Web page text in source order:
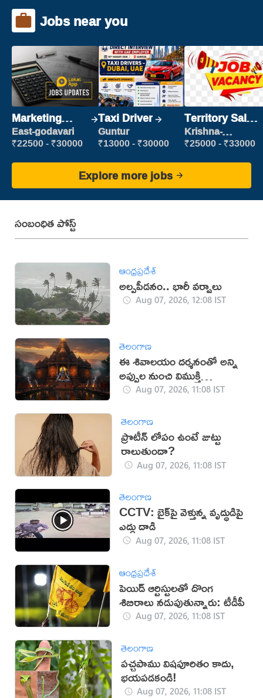
Jobs near you
Marketing
Executive
East-godavari
₹22500 - ₹30000
Taxi Driver
Guntur
₹13000 - ₹30000
Territory Sales
Manager
Krishna-
vijayawada
₹25000 - ₹33000
Explore more jobs
సంబంధిత పోస్ట్
ఆంధ్రప్రదేశ్
అల్పపీడనం.. భారీ వర్షాలు
Aug 07, 2026, 12:08 IST
తెలంగాణ
ఈ శివాలయం దర్శనంతో అన్ని
అప్పుల నుంచి విముక్తి
లభిస్తుందట!
Aug 07, 2026, 11:08 IST
తెలంగాణ
ప్రొటీన్ లోపం ఉంటే జుట్టు
రాలుతుందా?
Aug 07, 2026, 11:08 IST
తెలంగాణ
CCTV: బైక్‌పై వెళ్తున్న వృద్ధుడిపై
ఎద్దు దాడి
Aug 07, 2026, 11:08 IST
ఆంధ్రప్రదేశ్
పెయిడ్ ఆర్టిస్టులతో దొంగ
శిబిరాలు నడుపుతున్నారు: టీడీపీ
Aug 07, 2026, 11:08 IST
తెలంగాణ
పచ్చపాము విషపూరితం కాదు,
భయపడకండి!
Aug 07, 2026, 11:08 IST